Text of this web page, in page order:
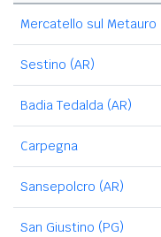
Mercatello sul Metauro
Sestino (AR)
Badia Tedalda (AR)
Carpegna
Sansepolcro (AR)
San Giustino (PG)